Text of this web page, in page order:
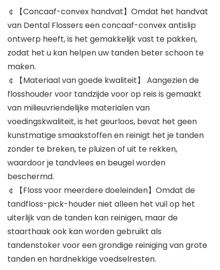
￠【Concaaf-convex handvat】Omdat het handvat
van Dental Flossers een concaaf-convex antislip
ontwerp heeft, is het gemakkelijk vast te pakken,
zodat het u kan helpen uw tanden beter schoon te
maken.
￠【Materiaal van goede kwaliteit】 Aangezien de
flosshouder voor tandzijde voor op reis is gemaakt
van milieuvriendelijke materialen van
voedingskwaliteit, is het geurloos, bevat het geen
kunstmatige smaakstoffen en reinigt het je tanden
zonder te breken, te pluizen of uit te rekken,
waardoor je tandvlees en beugel worden
beschermd.
￠【Floss voor meerdere doeleinden】Omdat de
tandfloss-pick-houder niet alleen het vuil op het
uiterlijk van de tanden kan reinigen, maar de
staarthaak ook kan worden gebruikt als
tandenstoker voor een grondige reiniging van grote
tanden en hardnekkige voedselresten.